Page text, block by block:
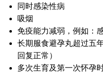
同时感染性病
吸烟
免疫能力减弱，例如：
长期服食避孕丸超过五
回复正常）
多次生育及第一次怀孕